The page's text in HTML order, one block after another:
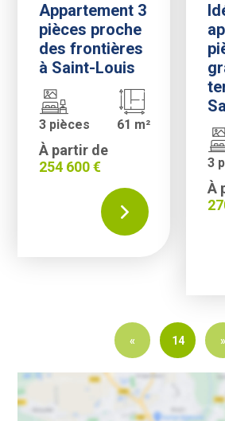
Appartement 3
pièces proche
des frontières
à Saint-Louis
3 pièces 61 m²
À partir de
254 600 €
3
À
« 14 »